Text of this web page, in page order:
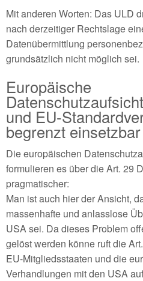
Mit anderen Worten: Das ULD
nach derzeitiger Rechtslage
Datenübermittlung
grundsätzlich nicht möglich sei.
Europäische
und EU-
begrenzt einsetzbar
Die europäischen
formulieren es über die Art. 29
pragmatischer:
Man ist auch hier der Ansicht,
massenhafte und anlasslose
USA sei. Da dieses Problem
gelöst werden könne ruft die
EU-Mitgliedsstaaten und die
Verhandlungen mit den USA